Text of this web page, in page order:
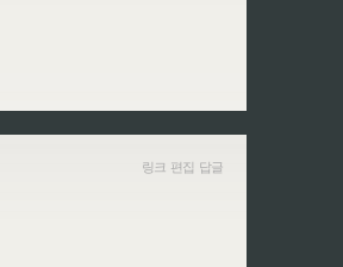
링크 편집 답글